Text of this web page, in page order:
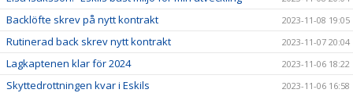
Backlöfte skrev på nytt kontrakt 2023-11-08 19:05
Rutinerad back skrev nytt kontrakt 2023-11-07 20:04
Lagkaptenen klar för 2024 2023-11-06 18:22
Skyttedrottningen kvar i Eskils 2023-11-06 16:58